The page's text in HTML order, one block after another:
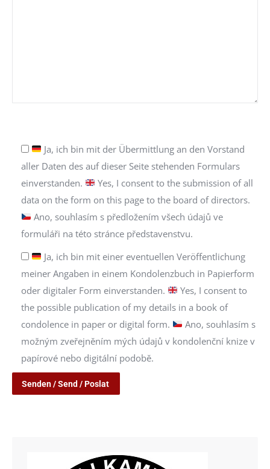
Bitte
Ja, ich bin mit der Übermittlung an den Vorstand
aller Daten des auf dieser Seite stehenden Formulars
einverstanden.
Yes, I consent to the submission of all
data on the form on this page to the board of directors.
Ano, souhlasím s předložením všech údajů ve
formuláři na této stránce představenstvu.
Ja, ich bin mit einer eventuellen Veröffentlichung
meiner Angaben in einem Kondolenzbuch in Papierform
oder digitaler Form einverstanden.
Yes, I consent to
the possible publication of my details in a book of
condolence in paper or digital form.
Ano, souhlasím s
možným zveřejněním mých údajů v kondolenční knize v
papírové nebo digitální podobě.